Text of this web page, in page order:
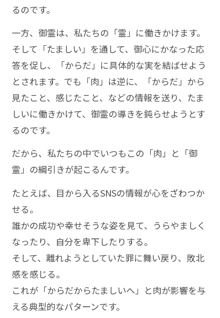
るのです。
一方、御霊は、私たちの「霊」に働きかけます。
そして「たましい」を通して、御心にかなった応
答を促し、「からだ」に具体的な実を結ばせよう
とされます。でも「肉」は逆に、「からだ」から
見たこと、感じたこと、などの情報を送り、たま
しいに働きかけて、御霊の導きを鈍らせようとす
るのです。
だから、私たちの中でいつもこの「肉」と「御
霊」の綱引きが起こるんです。
たとえば、目から入るSNSの情報が心をざわつか
せる。
誰かの成功や幸せそうな姿を見て、うらやましく
なったり、自分を卑下したりする。
そして、離れようとしていた罪に舞い戻り、敗北
感を感じる。
これが「からだからたましいへ」と肉が影響を与
える典型的なパターンです。